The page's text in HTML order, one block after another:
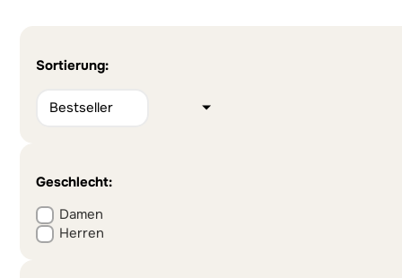
Sortierung:
Geschlecht:
Damen
Herren